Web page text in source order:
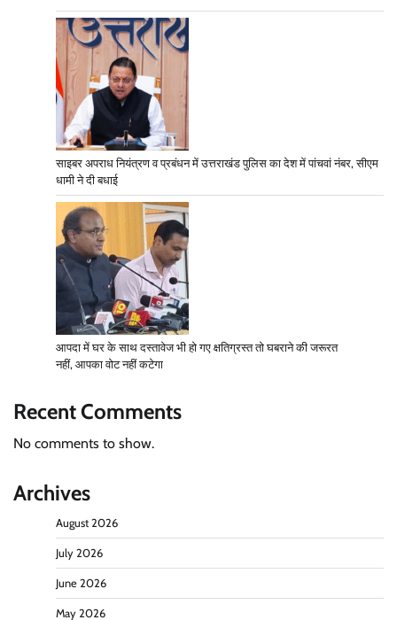
साइबर अपराध नियंत्रण व प्रबंधन में उत्तराखंड पुलिस का देश में पांचवां नंबर, सीएम
धामी ने दी बधाई
आपदा में घर के साथ दस्तावेज भी हो गए क्षतिग्रस्त तो घबराने की जरूरत
नहीं, आपका वोट नहीं कटेगा
Recent Comments
No comments to show.
Archives
August 2026
July 2026
June 2026
May 2026